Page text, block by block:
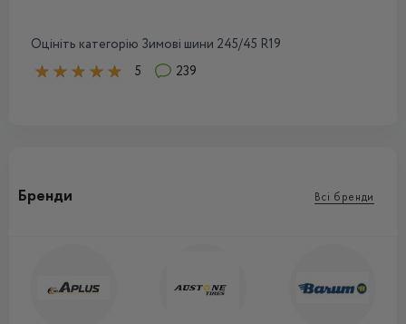
Оцініть категорію Зимові шини 245/45 R19
5
239
Бренди Всі бренди